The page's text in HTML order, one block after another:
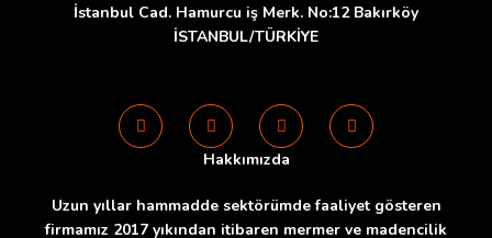
İstanbul Cad. Hamurcu iş Merk. No:12 Bakırköy
İSTANBUL/TÜRKİYE
Hakkımızda
Uzun yıllar hammadde sektörümde faaliyet gösteren
firmamız 2017 yıkından itibaren mermer ve madencilik